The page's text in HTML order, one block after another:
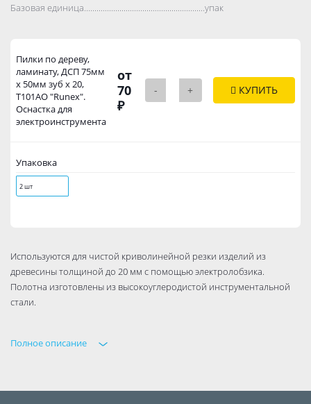
Базовая единица..................................................................................
упак
Пилки по дереву,
ламинату, ДСП 75мм
х 50мм зуб х 20,
Т101АО "Runex".
Оснастка для
электроинструмента
от
70
₽
- + КУПИТЬ
Упаковка
2 шт
Используются для чистой криволинейной резки изделий из
древесины толщиной до 20 мм с помощью электролобзика.
Полотна изготовлены из высокоуглеродистой инструментальной
стали.
Полное описание